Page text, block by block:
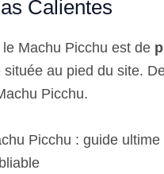
Calientes
Machu Picchu est de
située au pied du site.
Picchu.